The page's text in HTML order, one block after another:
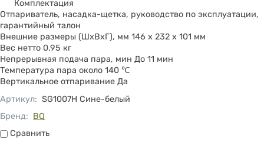
Комплектация
Отпариватель, насадка-щетка, руководство по эксплуатации,
гарантийный талон
Внешние размеры (ШхВхГ), мм 146 х 232 х 101 мм
Вес нетто 0.95 кг
Непрерывная подача пара, мин До 11 мин
Температура пара около 140 ℃
Вертикальное отпаривание Да
Артикул: SG1007H Сине-белый
Бренд: BQ
СравнитьСравнить